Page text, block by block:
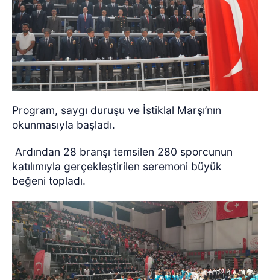
Program, saygı duruşu ve İstiklal Marşı’nın
okunmasıyla başladı.
Ardından 28 branşı temsilen 280 sporcunun
katılımıyla gerçekleştirilen seremoni büyük
beğeni topladı.